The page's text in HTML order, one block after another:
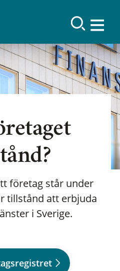
företag står under
tillstånd att erbjuda
i Sverige.